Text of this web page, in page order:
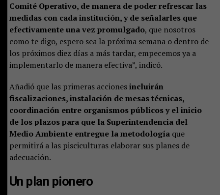
Comité Operativo, de manera de poder refrescar las
medidas con cada institución, y de señalarles que
efectivamente una vez promulgado, que nosotros
como te digo, espero sea la próxima semana o dentro de
los próximos diez días a más tardar, empecemos ya a
implementarlo de manera efectiva”, indicó.
Añadió que las primeras accionesincluirán
fiscalizaciones, instalación de mesas técnicas,
coordinación entre organismos públicos y el inicio
de los plazos para que la Superintendencia del
Medio Ambiente entregue la metodología que
permitirá a las pisciculturas elaborar sus planes de
adecuación.
Un plan pionero